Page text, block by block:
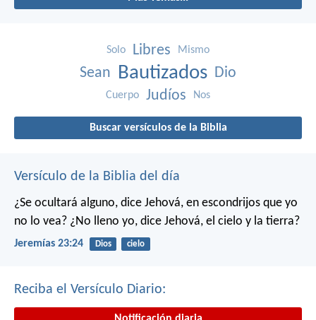
Solo Libres Mismo
Sean Bautizados Dio
Cuerpo Judíos Nos
Buscar versículos de la Biblia
Versículo de la Biblia del día
¿Se ocultará alguno, dice Jehová, en escondrijos que yo
no lo vea? ¿No lleno yo, dice Jehová, el cielo y la tierra?
Jeremías 23:24 Dios cielo
Reciba el Versículo Diario: